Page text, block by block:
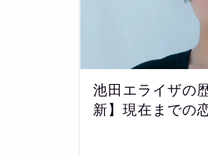
池田エライザの
新】現在までの